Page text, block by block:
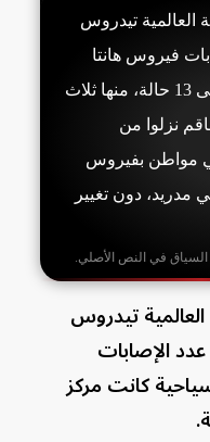
العالمية تيدروس
فيروس هانتا
المرتبط بسفينة سياحية ارتفع إلى 13 حالة، منها ثلاث
نزلوا من
مواطن بفيروس
مدريد، دون تغيير
في النص الأصلي.
تيدروس
الإصابات
كانت مركز